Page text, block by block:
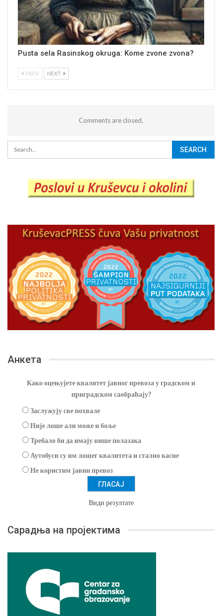
Pusta sela Rasinskog okruga: Kome zvone zvona?
PREV NEXT
Comments are closed.
Анкета
Како оцењујете квалитет јавног превоза у градском и
приградском саобраћају?
Заслужују све похвале
Није лоше али може и боље
Требало би да имају више полазака
Аутобуси су им лошег квалитета и стално касне
Не користим јавни превоз
Види резултате
Сарадња на пројектима